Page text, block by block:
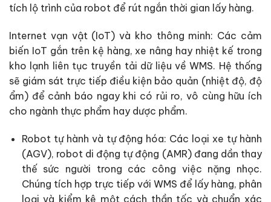
tích lộ trình của robot để rút ngắn thời gian lấy hàng.
Internet vạn vật (IoT) và kho thông minh: Các cảm
biến IoT gắn trên kệ hàng, xe nâng hay nhiệt kế trong
kho lạnh liên tục truyền tải dữ liệu về WMS. Hệ thống
sẽ giám sát trực tiếp điều kiện bảo quản (nhiệt độ, độ
ẩm) để cảnh báo ngay khi có rủi ro, vô cùng hữu ích
cho ngành thực phẩm hay dược phẩm.
Robot tự hành và tự động hóa: Các loại xe tự hành
(AGV), robot di động tự động (AMR) đang dần thay
thế sức người trong các công việc nặng nhọc.
Chúng tích hợp trực tiếp với WMS để lấy hàng, phân
loại và kiểm kê một cách thần tốc và chuẩn xác